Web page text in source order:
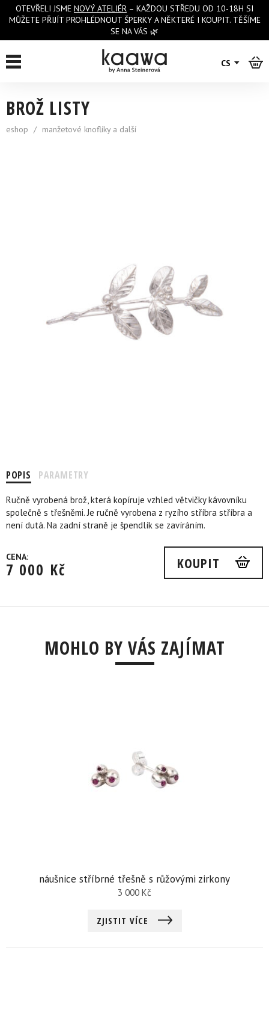
OTEVŘELI JSME NOVÝ ATELIÉR – KAŽDOU STŘEDU OD 10-18H SI
MŮŽETE PŘIJÍT PROHLÉDNOUT ŠPERKY A NĚKTERÉ I KOUPIT. TĚŠÍME
SE NA VÁS 🌿
CS
zpět na výpis
BROŽ LISTY
eshop / manžetové knoflíky a další
POPIS PARAMETRY
Ručně vyrobená brož, která kopíruje vzhled větvičky kávovníku
společně s třešněmi. Je ručně vyrobena z ryzího stříbra stříbra a
není dutá. Na zadní straně je špendlík se zavíráním.
KOUPIT
CENA:
7 000 Kč
MOHLO BY VÁS ZAJÍMAT
náušnice stříbrné třešně s růžovými zirkony
3 000 Kč
ZJISTIT VÍCE